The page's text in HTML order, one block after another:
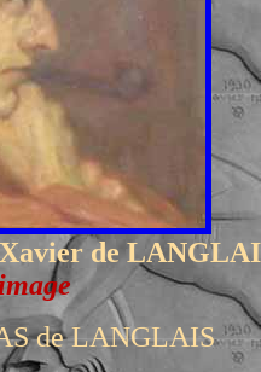
de
de LANGLAIS